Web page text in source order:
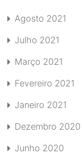
Agosto 2021
Julho 2021
Março 2021
Fevereiro 2021
Janeiro 2021
Dezembro 2020
Junho 2020